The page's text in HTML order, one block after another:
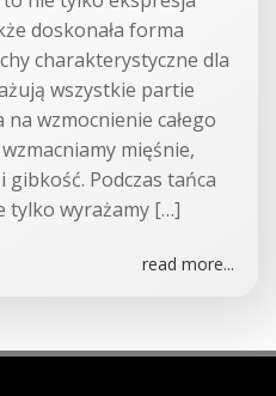
doskonała forma
charakterystyczne dla
wszystkie partie
wzmocnienie całego
mięśnie,
Podczas tańca
tylko wyrażamy […]
read more...